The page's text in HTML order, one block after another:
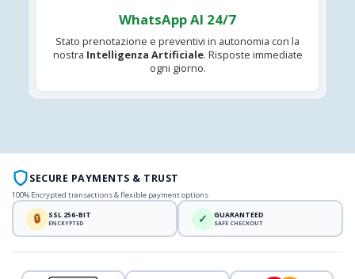
WhatsApp AI 24/7
Stato prenotazione e preventivi in autonomia con la
nostra Intelligenza Artificiale. Risposte immediate
ogni giorno.
SECURE PAYMENTS & TRUST
100% Encrypted transactions & flexible payment options
🔒 SSL 256-BIT
ENCRYPTED ✓ GUARANTEED
SAFE CHECKOUT